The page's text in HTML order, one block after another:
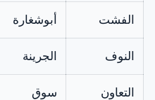
الفشت أبوشغارة
النوف الجرينة
التعاون
سوق